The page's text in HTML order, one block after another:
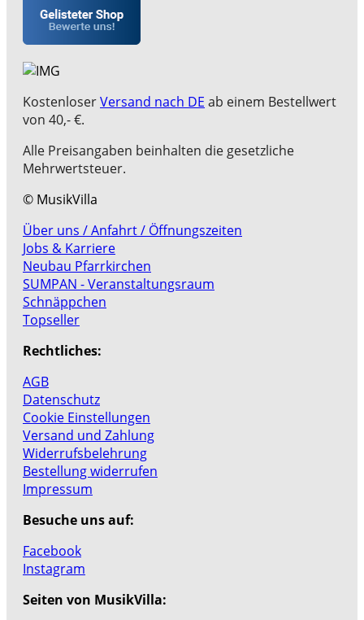
KostenloserVersand nach DE ab einem Bestellwert
von 40,- €.
Alle Preisangaben beinhalten die gesetzliche
Mehrwertsteuer.
© MusikVilla
Über uns / Anfahrt / Öffnungszeiten
Jobs & Karriere
Neubau Pfarrkirchen
SUMPAN - Veranstaltungsraum
Schnäppchen
Topseller
Rechtliches:
AGB
Datenschutz
Cookie Einstellungen
Versand und Zahlung
Widerrufsbelehrung
Bestellung widerrufen
Impressum
Besuche uns auf:
Facebook
Instagram
Seiten von MusikVilla: